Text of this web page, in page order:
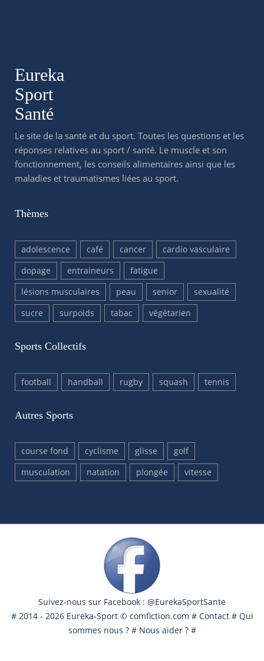
Eureka
Sport
Santé
Le site de la santé et du sport. Toutes les questions et les
réponses relatives au sport / santé. Le muscle et son
fonctionnement, les conseils alimentaires ainsi que les
maladies et traumatismes liées au sport.
Thèmes
adolescence café cancer
cardio vasculaire
dopage
entraineurs
fatigue
lésions musculaires
peau senior
sexualité
sucre
surpoids tabac végétarien
Sports Collectifs
football handball rugby squash tennis
Autres Sports
course fond cyclisme glisse
golf
musculation
natation plongée vitesse
Suivez-nous sur Facebook : @EurekaSportSante
# 2014 - 2026 Eureka-Sport © comfiction.com # Contact# Qui
sommes nous ?# Nous aider ?#